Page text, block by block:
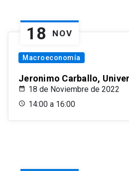
18 NOV
Macroeconomía
Jeronimo Carballo,
18 de Noviembre de 2022
14:00 a 16:00